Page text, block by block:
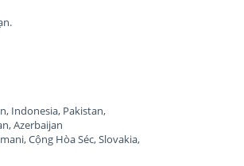
Indonesia, Pakistan,
Azerbaijan
Cộng Hòa Séc, Slovakia,